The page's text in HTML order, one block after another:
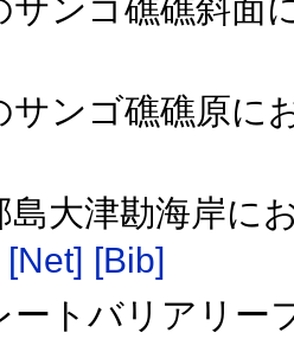
サンゴ礁礁斜
サンゴ礁礁原に
島大津勘海岸に
[Net] [Bib]
ートバリアリー